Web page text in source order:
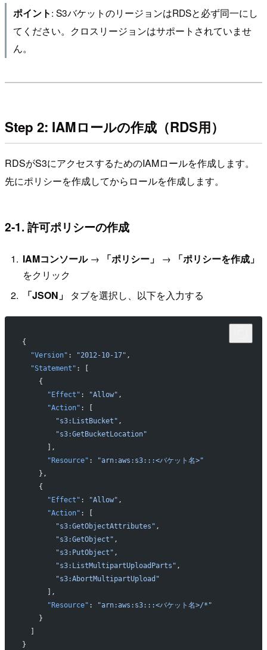
ポイント: S3バケットのリージョンはRDSと必ず同一にし
てください。クロスリージョンはサポートされていませ
ん。
Step 2: IAMロールの作成（RDS用）
RDSがS3にアクセスするためのIAMロールを作成します。
先にポリシーを作成してからロールを作成します。
2-1. 許可ポリシーの作成
IAMコンソール→ 「ポリシー」 →
「ポリシーを作成」
をクリック
「JSON」
タブを選択し、以下を入力する
{
  "Version"
: "2012-10-17" ,
  "Statement"
: [
    {
      "Effect"
: "Allow" ,
      "Action"
: [
        "s3:ListBucket"
,
        "s3:GetBucketLocation"
      ],
      "Resource"
:
"arn:aws:s3:::<バケット名>"
    },
    {
      "Effect"
: "Allow" ,
      "Action"
: [
        "s3:GetObjectAttributes"
,
        "s3:GetObject"
,
        "s3:PutObject"
,
        "s3:ListMultipartUploadParts"
,
        "s3:AbortMultipartUpload"
      ],
      "Resource"
:
"arn:aws:s3:::<バケット名>/*"
    }
}